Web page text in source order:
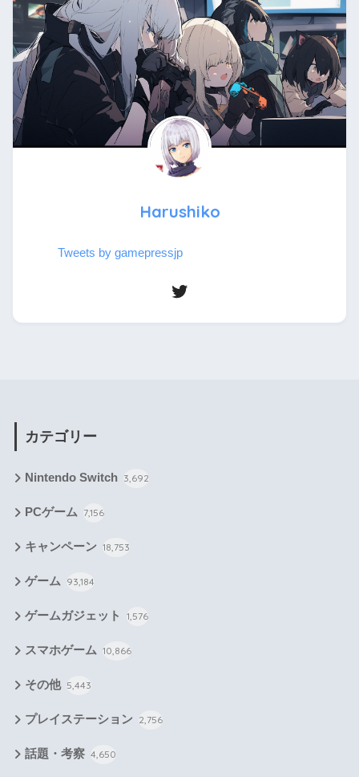
Harushiko
Tweets by gamepressjp
カテゴリー
Nintendo Switch 3,692
PCゲーム 7,156
キャンペーン 18,753
ゲーム 93,184
ゲームガジェット 1,576
スマホゲーム 10,866
その他 5,443
プレイステーション 2,756
話題・考察 4,650